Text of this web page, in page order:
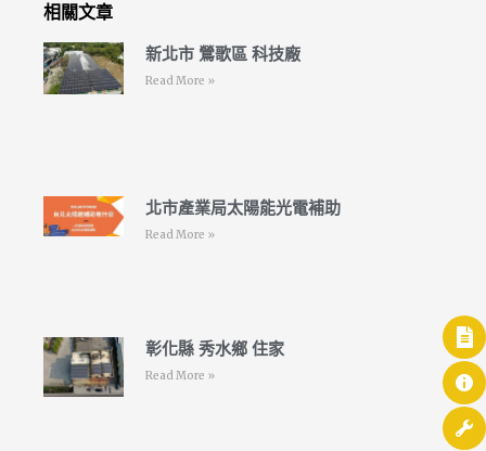
相關文章
新北市 鶯歌區 科技廠
Read More »
北市產業局太陽能光電補助
Read More »
彰化縣 秀水鄉 住家
Read More »